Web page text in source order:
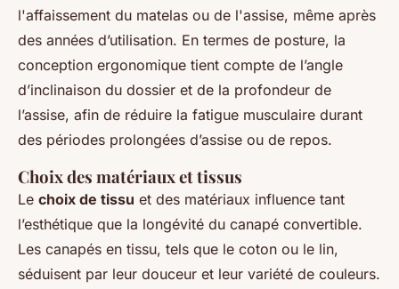
l'affaissement du matelas ou de l'assise, même après
des années d’utilisation. En termes de posture, la
conception ergonomique tient compte de l’angle
d’inclinaison du dossier et de la profondeur de
l’assise, afin de réduire la fatigue musculaire durant
des périodes prolongées d’assise ou de repos.
Choix des matériaux et tissus
Le choix de tissu et des matériaux influence tant
l’esthétique que la longévité du canapé convertible.
Les canapés en tissu, tels que le coton ou le lin,
séduisent par leur douceur et leur variété de couleurs.